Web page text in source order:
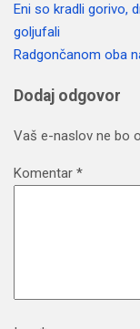
Navigacija
prispevka
Eni so kradli gorivo,
goljufali
Radgončanom oba
Dodaj odgovor
Vaš e-naslov ne bo
Komentar *